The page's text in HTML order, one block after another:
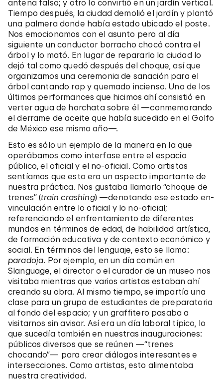
antena falso; y otro lo convirtió en un jardín vertical.
Tiempo después, la ciudad demolió el jardín y plantó
una palmera donde había estado ubicado el poste.
Nos emocionamos con el asunto pero al día
siguiente un conductor borracho chocó contra el
árbol y lo mató. En lugar de repararlo la ciudad lo
dejó tal como quedó después del choque, así que
organizamos una ceremonia de sanación para el
árbol cantando rap y quemado incienso. Uno de los
últimos performances que hicimos ahí consistió en
verter agua de horchata sobre él —conmemorando
el derrame de aceite que había sucedido en el Golfo
de México ese mismo año—.
Esto es sólo un ejemplo de la manera en la que
operábamos como interfase entre el espacio
público, el oficial y el no-oficial. Como artistas
sentíamos que esto era un aspecto importante de
nuestra práctica. Nos gustaba llamarlo “choque de
trenes” (train crashing) —denotando ese estado en-
vinculación entre lo oficial y lo no-oficial;
referenciando el enfrentamiento de diferentes
mundos en términos de edad, de habilidad artística,
de formación educativa y de contexto económico y
social. En términos del lenguaje, esto se llama:
paradoja. Por ejemplo, en un día común en
Slanguage, el director o el curador de un museo nos
visitaba mientras que varios artistas estaban ahí
creando su obra. Al mismo tiempo, se impartía una
clase para un grupo de estudiantes de preparatoria
al fondo del espacio; y un graffitero pasaba a
visitarnos sin avisar. Así era un día laboral típico, lo
que sucedía también en nuestras inauguraciones:
públicos diversos que se reúnen —“trenes
chocando”— para crear diálogos interesantes e
intersecciones. Como artistas, esto alimentaba
nuestra creatividad.